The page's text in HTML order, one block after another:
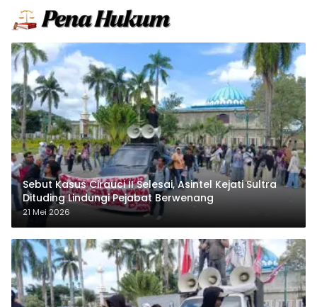
Sebut Kasus Cirauci II Selesai, Asintel Kejati Sultra
Dituding Lindungi Pejabat Berwenang
21 Mei 2026